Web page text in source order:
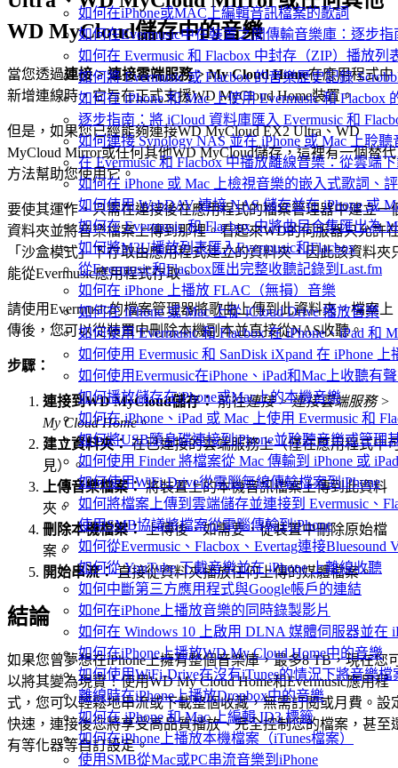
如何在iPhone或MAC上編輯音訊檔案的歌詞
如何在Evermusic中在裝置之間傳輸音樂庫：逐步指
如何在 Evermusic 和 Flacbox 中封存（ZIP）播放
如何將 Evermusic 或 Flacbox 的音樂歷史記錄
如何在 iPhone 和 Mac 上使用 Evermusic 和 Flacbox
逐步指南：將 iCloud 資料庫匯入 Evermusic 和
如何連接 Synology NAS 並在 iPhone 或 Mac 上聆聽
在 Evermusic 和 Flacbox 中播放離線音樂：從雲端
如何在 iPhone 或 Mac 上檢視音樂的嵌入式歌詞、
如何使用 WebDAV 連接 NAS 儲存並在 iPhone 或
如何在 Evermusic 和 Flacbox 中將曲目合集匯出為
如何將M3U播放列表匯入Evermusic和Flacbox
從Evermusic和Flacbox匯出完整收聽記錄到Last.fm
如何在 iPhone 上播放 FLAC（無損）音樂
如何在 iPhone 或 Mac 上從 iCloud Drive 播放音樂
如何使用 Evermusic 和 Flacbox 在 iPhone、iPad 和
如何使用 Evermusic 和 SanDisk iXpand 在 iPhone
如何使用Evermusic在iPhone、iPad和Mac上收聽有
如何播放儲存在iPhone或Mac上的本機音樂
如何在 iPhone、iPad 或 Mac 上使用 Evermusic 和
如何將USB隨身碟連接到iPhone並聆聽音樂或管理
如何使用 Finder 將檔案從 Mac 傳輸到 iPhone 或 iPad
如何使用WiFi-Drive從電腦無線傳輸檔案到iPhone
如何將檔案上傳到雲端儲存並連接到 Evermusic、
使用SMB協議將檔案從電腦傳輸到iPhone
如何從Evermusic、Flacbox、Evertag連接
如何從 YouTube 下載音樂並在 iPhone 上離線收聽
如何中斷第三方應用程式與Google帳戶的連結
如何在iPhone上播放音樂的同時錄製影片
如何在 Windows 10 上啟用 DLNA 媒體伺服器並在
如何在iPhone上播放WD My Cloud Home中的音樂
如何使用WiFi-Drive在沒有iTunes的情況下將音樂檔
離線時在iPhone上播放Dropbox中的音樂
如何在 iPhone 和 Mac 上編輯 ID3 標籤
如何在iPhone上播放本機檔案（iTunes檔案）
使用SMB從Mac或PC串流音樂到iPhone
WD MyCloud儲存中的音樂
當您透過連接 > 連接雲端服務 > My Cloud Home在應用程式中
新增連線時，它旨在正式支援WD MyCloud Home裝置。
但是，如果您已經能夠連接WD MyCloud EX2 Ultra、WD
MyCloud Mirror或任何其他WD MyCloud儲存，這裡有一個替代
方法幫助您使用它。
要使其運作，只需在連接後在應用程式的檔案管理器中建立一
資料夾並將音樂檔案上傳到那裡。看起來WD的伺服器只允許
「沙盒模式」下存取由應用程式建立的資料夾，因此該資料夾
能從Evermusic應用程式存取。
請使用Evermusic的檔案管理器將歌曲上傳到此資料夾。檔案上
傳後，您可以從裝置中刪除本機副本並直接從NAS收聽。
步驟：
連接到WD MyCloud儲存：前往連接 > 連接雲端服務 >
My Cloud Home。
建立資料夾：在已連接的雲端服務上（僅在應用程式中
見）。
上傳音樂檔案：將裝置上的本機音訊檔案上傳到此資料
夾。
刪除本機檔案：上傳後，如需要，從裝置中刪除原始檔
案。
開始串流：直接從資料夾播放任何上傳的媒體檔案。
結論
如果您曾夢想在iPhone上擁有整個音樂庫，最多8 TB，現在您
以將其變為現實！使用WD My Cloud Home和Evermusic應用程
式，您可以輕鬆地串流或下載整個收藏，無需訂閱或月費。設
快速，連接後您將享受高品質播放、完全控制您的檔案，甚至
有等化器等自訂設定。